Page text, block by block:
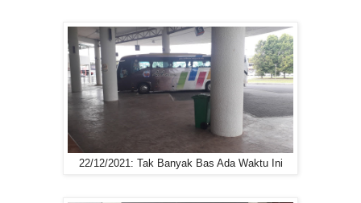
22/12/2021: Tak Banyak Bas Ada Waktu Ini